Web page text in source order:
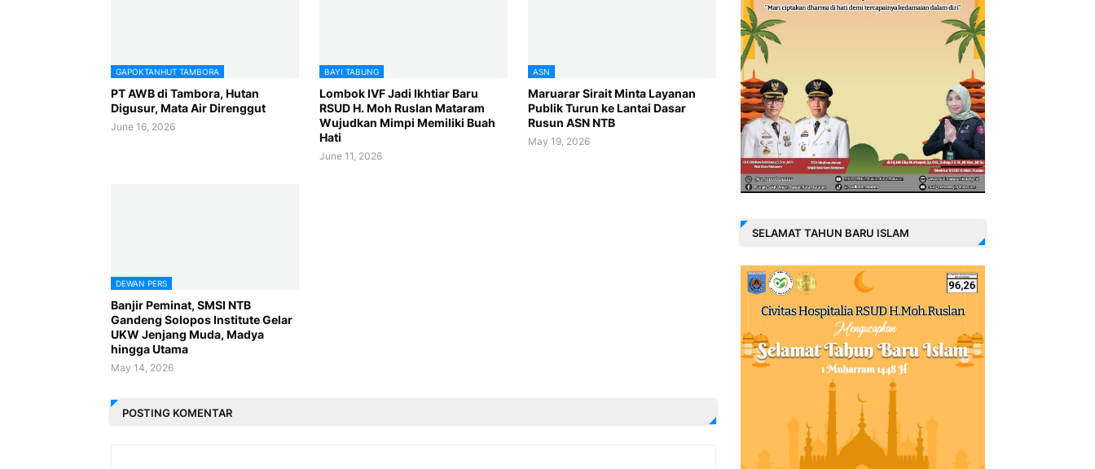
GAPOKTANHUT TAMBORA
PT AWB di Tambora, Hutan
Digusur, Mata Air Direnggut
June 16, 2026
BAYI TABUNG
Lombok IVF Jadi Ikhtiar Baru
RSUD H. Moh Ruslan Mataram
Wujudkan Mimpi Memiliki Buah
Hati
June 11, 2026
ASN
Maruarar Sirait Minta Layanan
Publik Turun ke Lantai Dasar
Rusun ASN NTB
May 19, 2026
DEWAN PERS
Banjir Peminat, SMSI NTB
Gandeng Solopos Institute Gelar
UKW Jenjang Muda, Madya
hingga Utama
May 14, 2026
POSTING KOMENTAR
SELAMAT TAHUN BARU ISLAM